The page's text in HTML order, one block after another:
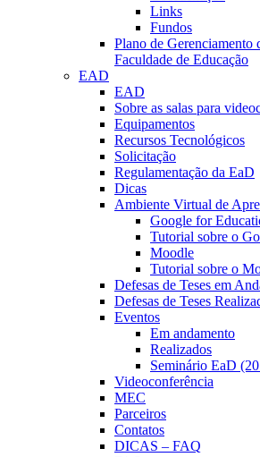
Links
Fundos
Plano de Gerenciamento
Faculdade de Educação
EAD
EAD
Sobre as salas para
Equipamentos
Recursos Tecnológicos
Solicitação
Regulamentação da EaD
Dicas
Ambiente Virtual de
Google for
Tutorial sobre o
Moodle
Tutorial sobre o
Defesas de Teses em
Defesas de Teses
Eventos
Em andamento
Realizados
Seminário EaD
Videoconferência
MEC
Parceiros
Contatos
DICAS – FAQ